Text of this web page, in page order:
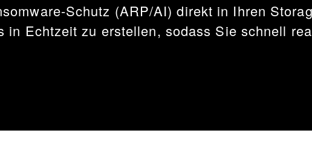
Schutz (ARP/AI) direkt in Ihren
in Echtzeit zu erstellen, sodass Sie schnell